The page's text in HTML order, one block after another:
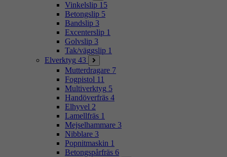
Vinkelslip 15
Betongslip 5
Bandslip 3
Excenterslip 1
Golvslip 3
Tak/väggslip 1
Elverktyg 43
Mutterdragare 7
Fogpistol 11
Multiverktyg 5
Handöverfräs 4
Elhyvel 2
Lamellfräs 1
Mejselhammare 3
Nibblare 3
Popnitmaskin 1
Betongspårfräs 6